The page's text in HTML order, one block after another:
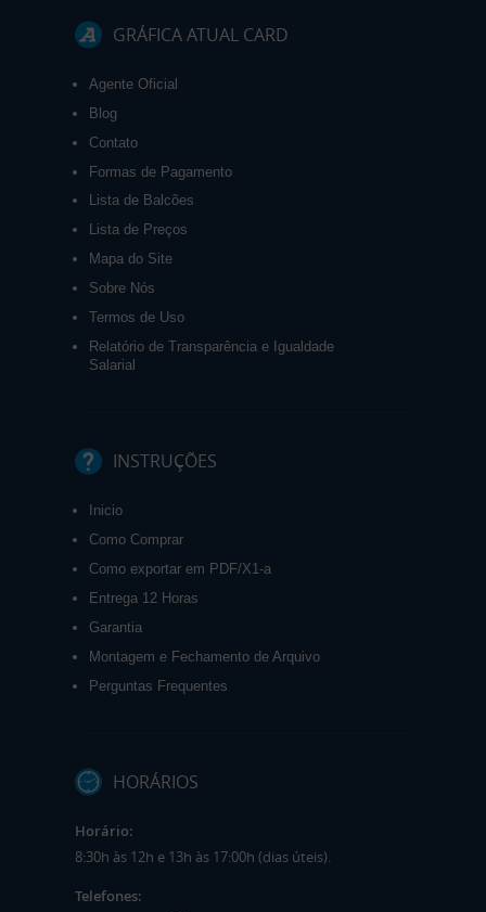
GRÁFICA ATUAL CARD
Agente Oficial
Blog
Contato
Formas de Pagamento
Lista de Balcões
Lista de Preços
Mapa do Site
Sobre Nós
Termos de Uso
Relatório de Transparência e Igualdade
Salarial
INSTRUÇÕES
Inicio
Como Comprar
Como exportar em PDF/X1-a
Entrega 12 Horas
Garantia
Montagem e Fechamento de Arquivo
Perguntas Frequentes
HORÁRIOS
Horário:
8:30h às 12h e 13h às 17:00h (dias úteis).
Telefones: